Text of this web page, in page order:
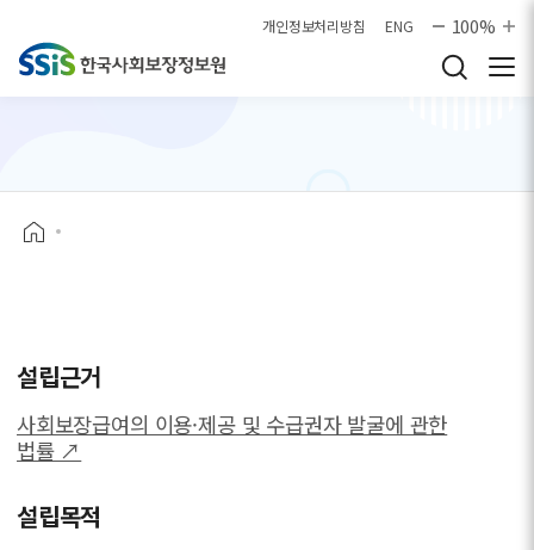
개인정보처리방침 ENG 100%
설립근거
사회보장급여의 이용·제공 및 수급권자 발굴에 관한
법률 ↗
설립목적